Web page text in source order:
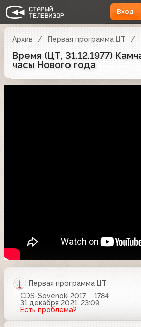
Вход
Архив Первая программа ЦТ
Время (ЦТ, 31.12.1977)
часы Нового года
Первая программа ЦТ
CDS-Sovenok-2017
1784
31 декабря 2021, 23:09
Есть проблема?